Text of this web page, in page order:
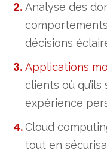
Analyse des
décisions
Applications
clients où
expérience
Cloud
tout en